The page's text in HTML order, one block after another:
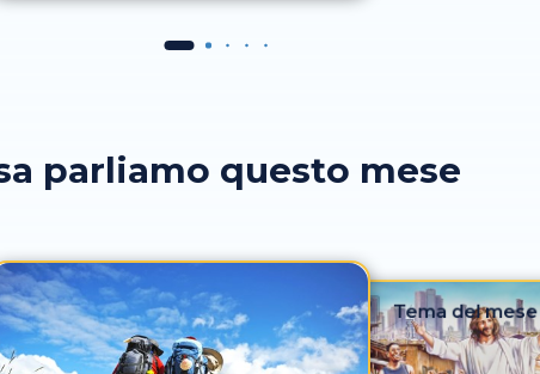
parliamo questo mese
Tema del mese